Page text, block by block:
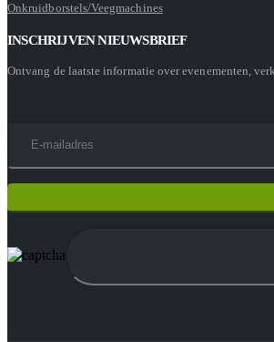
Onkruidborstels/Veegmachines
INSCHRIJVEN NIEUWSBRIEF
Ontvang de laatste informatie over evenementen,